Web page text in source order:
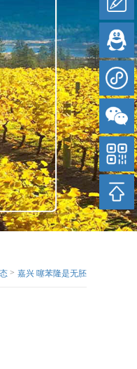
> 嘉兴 噻苯隆是无胚